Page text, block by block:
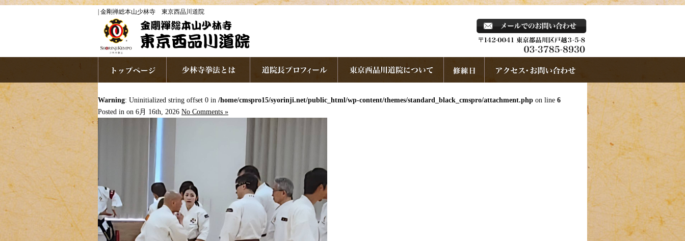
| 金剛禅総本山少林寺 東京西品川道院
Warning: Uninitialized string offset 0 in /home/cmspro15/syorinji.net/public_html/wp-content/themes/standard_black_cmspro/attachment.php on line 6
Posted in on 6月 16th, 2026 No Comments »